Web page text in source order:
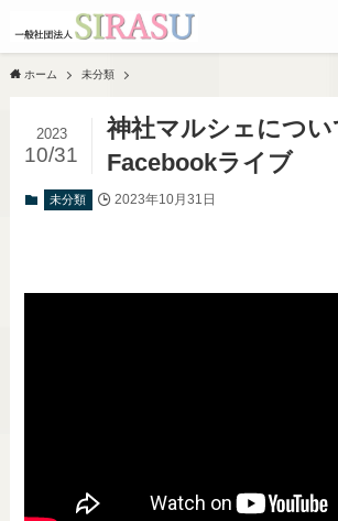
ホーム 未分類
神社マルシェについ
Facebookライブ
2023
10/31
未分類 2023年10月31日